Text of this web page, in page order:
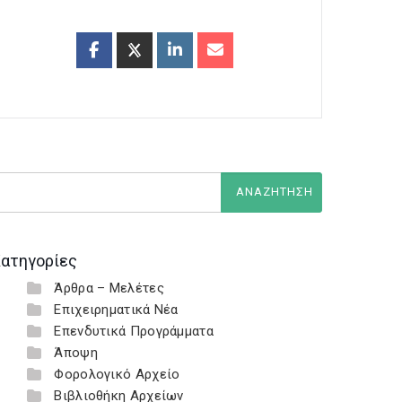
Άρθρα – Μελέτες
Επιχειρηματικά Νέα
Επενδυτικά Προγράμματα
Άποψη
Φορολογικό Αρχείο
Βιβλιοθήκη Αρχείων